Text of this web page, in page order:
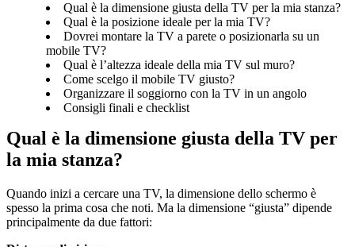
Qual è la dimensione giusta della TV per la mia stanza?
Qual è la posizione ideale per la mia TV?
Dovrei montare la TV a parete o posizionarla su un
mobile TV?
Qual è l’altezza ideale della mia TV sul muro?
Come scelgo il mobile TV giusto?
Organizzare il soggiorno con la TV in un angolo
Consigli finali e checklist
Qual è la dimensione giusta della TV per
la mia stanza?
Quando inizi a cercare una TV, la dimensione dello schermo è
spesso la prima cosa che noti. Ma la dimensione “giusta” dipende
principalmente da due fattori: